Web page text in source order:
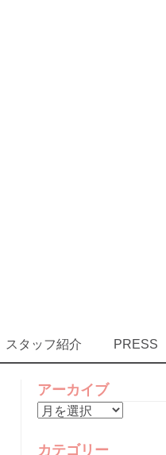
スタッフ紹介 PRESS
アーカイブ
ア
カ
カテゴリー